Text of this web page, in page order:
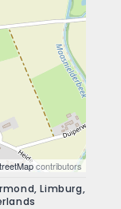
contributors
Limburg,